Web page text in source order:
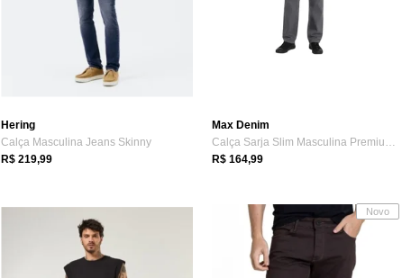
Hering
Calça Masculina Jeans Skinny
R$ 219,99
Max Denim
Calça Sarja Slim Masculina Premium Max D...
R$ 164,99
Novo